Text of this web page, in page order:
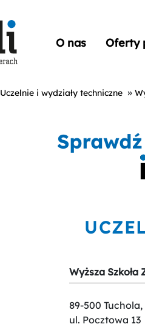
O nas Oferty
Uczelnie i wydziały techniczne »
Wyższa
89-500 Tuchola,
ul. Pocztowa 13